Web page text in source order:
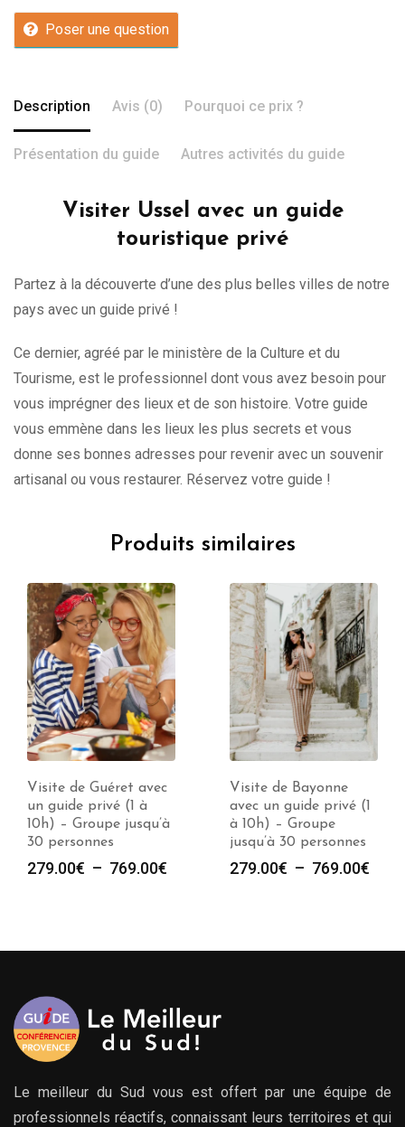
Poser une question
Description Avis (0) Pourquoi ce prix ?
Présentation du guide Autres activités du guide
Visiter Ussel avec un guide
touristique privé
Partez à la découverte d’une des plus belles villes de notre
pays avec un guide privé !
Ce dernier, agréé par le ministère de la Culture et du
Tourisme, est le professionnel dont vous avez besoin pour
vous imprégner des lieux et de son histoire. Votre guide
vous emmène dans les lieux les plus secrets et vous
donne ses bonnes adresses pour revenir avec un souvenir
artisanal ou vous restaurer. Réservez votre guide !
Produits similaires
Visite de Guéret avec
un guide privé (1 à
10h) – Groupe jusqu’à
30 personnes
279.00€ – 769.00€
à
Visite de Bayonne
avec un guide privé (1
à 10h) – Groupe
jusqu’à 30 personnes
279.00€ – 769.00€
à
Le meilleur du Sud vous est offert par une équipe de
professionnels réactifs, connaissant leurs territoires et qui